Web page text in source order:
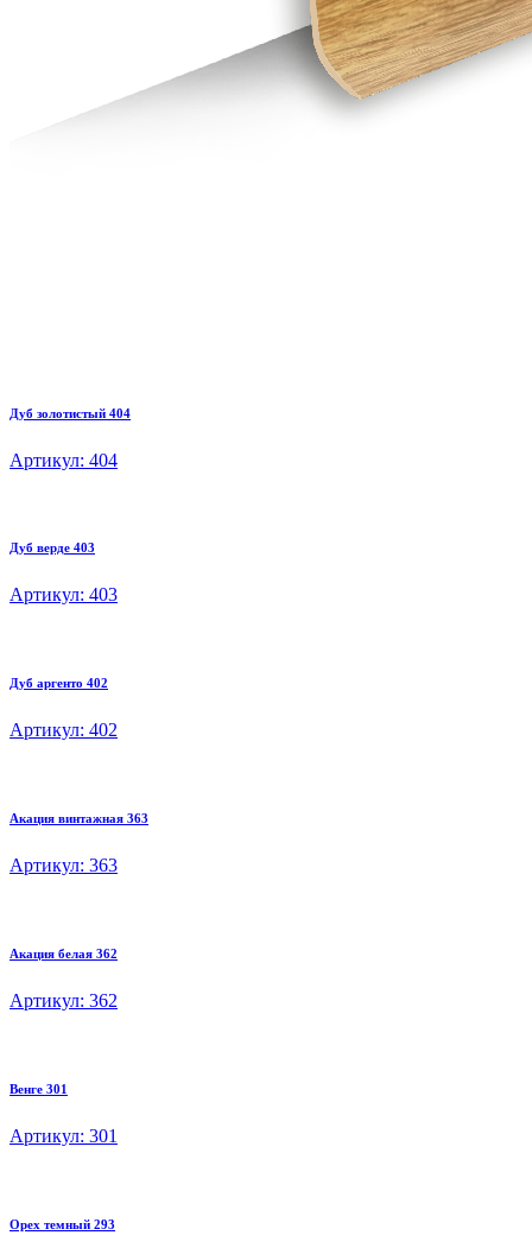
Дуб золотистый 404
Артикул: 404
Дуб верде 403
Артикул: 403
Дуб аргенто 402
Артикул: 402
Акация винтажная 363
Артикул: 363
Акация белая 362
Артикул: 362
Венге 301
Артикул: 301
Орех темный 293